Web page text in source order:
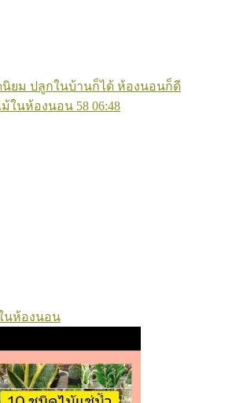
ยม ปลูกในบ้านก็ได้ ห้องนอนก็ดี
58 06:48
นห้องนอน